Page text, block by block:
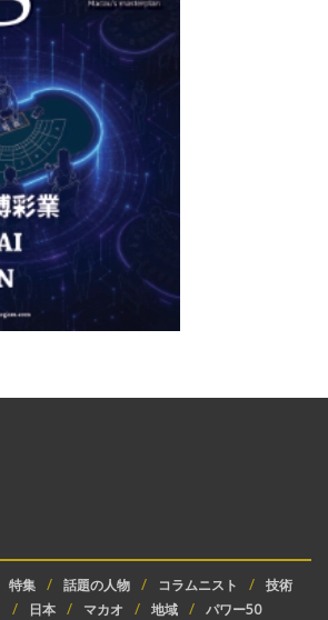
特集 話題の人物 コラムニスト
技術
日本 マカオ 地域 パワー50